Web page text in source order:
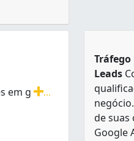
2016. Conhecida
em g
em geral, cesta de
Tráfego
Leads
de suas
Google